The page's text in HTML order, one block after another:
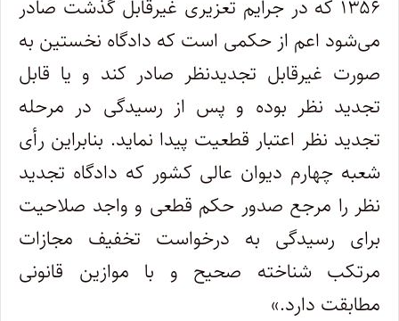
۱۳۵۶ که در جرایم تعزیری غیر‌قابل گذشت صادر
می‌شود اعم از حکمی است که دادگاه نخستین به
صورت غیرقابل تجدیدنظر صادر کند و یا قابل
تجدید نظر بوده و پس از رسیدگی در مرحله
تجدید نظر اعتبار قطعیت پیدا نماید. بنابراین رأی
شعبه چهارم دیوان عالی کشور که دادگاه تجدید
نظر را مرجع صدور حکم قطعی و واجد صلاحیت
برای رسیدگی به درخواست تخفیف مجازات
مرتکب شناخته صحیح و با موازین قانونی
مطابقت دارد.»